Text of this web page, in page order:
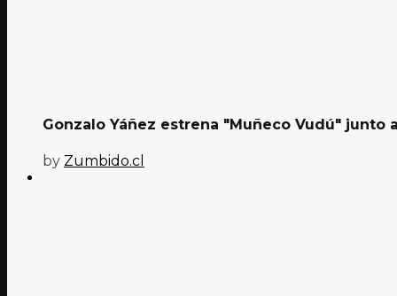
Gonzalo Yáñez estrena "Muñeco Vudú" junto
by Zumbido.cl